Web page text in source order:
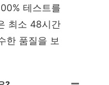
테스트를
최소 48시간
한 품질을 보